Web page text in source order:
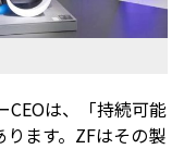
CEOは、「持続可能
ます。ZFはその製